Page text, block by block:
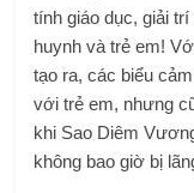
tính giáo dục, giải
huynh và trẻ em!
tạo ra, các biểu
với trẻ em, nhưng
khi Sao Diêm
không bao giờ bị